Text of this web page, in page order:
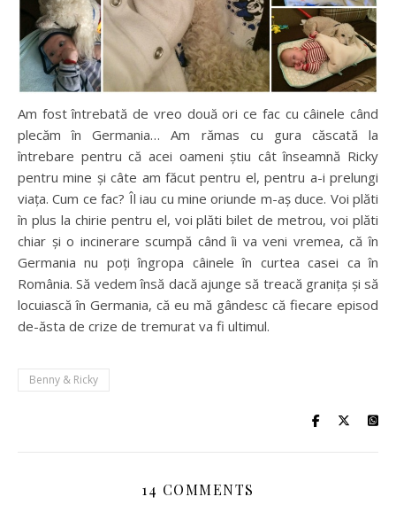
Am fost întrebată de vreo două ori ce fac cu câinele când
plecăm în Germania… Am rămas cu gura căscată la
întrebare pentru că acei oameni știu cât înseamnă Ricky
pentru mine și câte am făcut pentru el, pentru a-i prelungi
viața. Cum ce fac? Îl iau cu mine oriunde m-aș duce. Voi plăti
în plus la chirie pentru el, voi plăti bilet de metrou, voi plăti
chiar și o incinerare scumpă când îi va veni vremea, că în
Germania nu poți îngropa câinele în curtea casei ca în
România. Să vedem însă dacă ajunge să treacă granița și să
locuiască în Germania, că eu mă gândesc că fiecare episod
de-ăsta de crize de tremurat va fi ultimul.
Benny & Ricky
14 COMMENTS